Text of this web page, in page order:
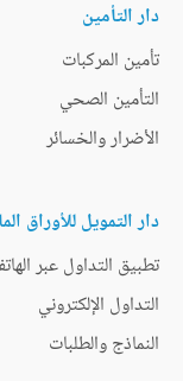
دار التأمين
تأمين المركبات
التأمين الصحي
الأضرار والخسائر
دار التمويل للأوراق
تطبيق التداول عبر
التداول الإلكتروني
النماذج والطلبات